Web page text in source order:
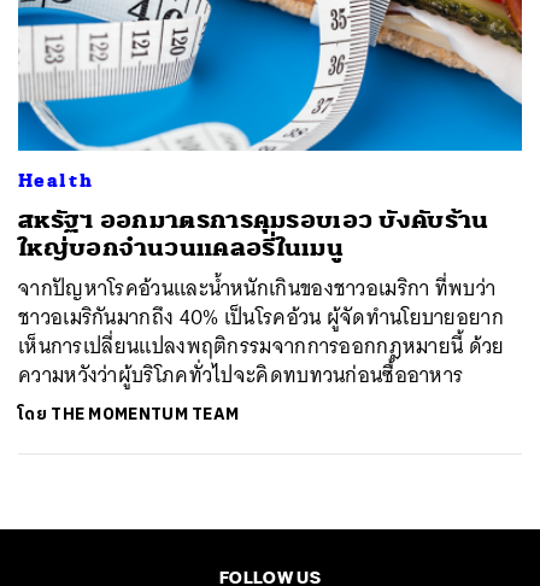
Health
สหรัฐฯ ออกมาตรการคุมรอบเอว บังคับร้าน
ใหญ่บอกจำนวนแคลอรี่ในเมนู
จากปัญหาโรคอ้วนและน้ำหนักเกินของชาวอเมริกา ที่พบว่า
ชาวอเมริกันมากถึง 40% เป็นโรคอ้วน ผู้จัดทำนโยบายอยาก
เห็นการเปลี่ยนแปลงพฤติกรรมจากการออกกฎหมายนี้ ด้วย
ความหวังว่าผู้บริโภคทั่วไปจะคิดทบทวนก่อนซื้ออาหาร
โดย THE MOMENTUM TEAM
FOLLOW US
ค้นหา
SHARE TWEET LINE EMAIL